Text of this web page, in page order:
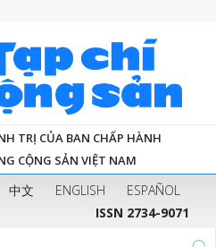
TRỊ CỦA BAN CHẤP HÀNH
CỘNG SẢN VIỆT NAM
中文 ENGLISH
ESPAÑOL
ISSN 2734-9071